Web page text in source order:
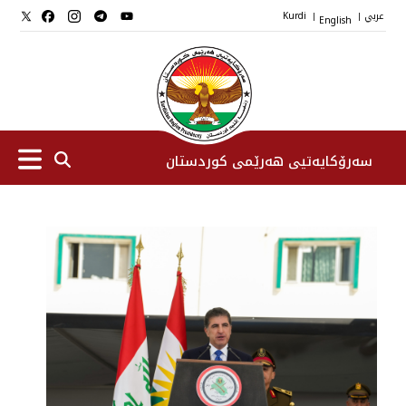
عربي |
English
|
Kurdi
سەرۆکایەتیی هەرێمی کوردستان
سەرۆك
جێگرانی سه‌رۆک
ستافی سەرۆکایەتی